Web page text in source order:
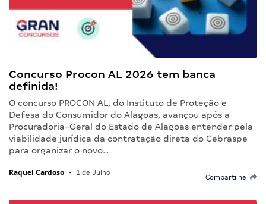
Concurso Procon AL 2026 tem banca
definida!
O concurso PROCON AL, do Instituto de Proteção e
Defesa do Consumidor do Alagoas, avançou após a
Procuradoria-Geral do Estado de Alagoas entender pela
viabilidade jurídica da contratação direta do Cebraspe
para organizar o novo…
Raquel Cardoso • 1 de Julho
Compartilhe